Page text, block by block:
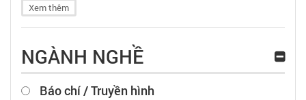
Xem thêm
NGÀNH NGHỀ
Báo chí / Truyền hình